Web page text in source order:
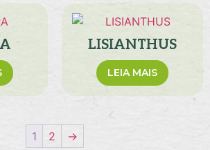
LISIANTHUS
LEIA MAIS
1 2 →